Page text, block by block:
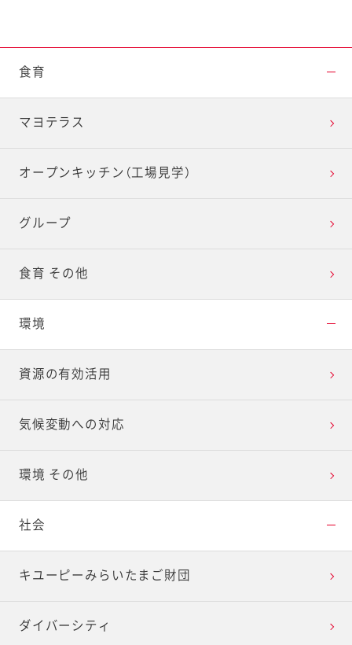
食育
マヨテラス
オープンキッチン（工場見学）
グループ
食育 その他
環境
資源の有効活用
気候変動への対応
環境 その他
社会
キユーピーみらいたまご財団
ダイバーシティ